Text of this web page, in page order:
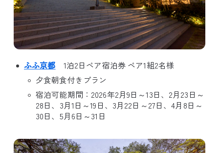
ふふ京都 1泊2日ペア宿泊券 ペア1組2名様
夕食朝食付きプラン
宿泊可能期間：2026年2月9日～13日、2月23日～
28日、3月1日～19日、3月22日～27日、4月8日～
30日、5月6日～31日